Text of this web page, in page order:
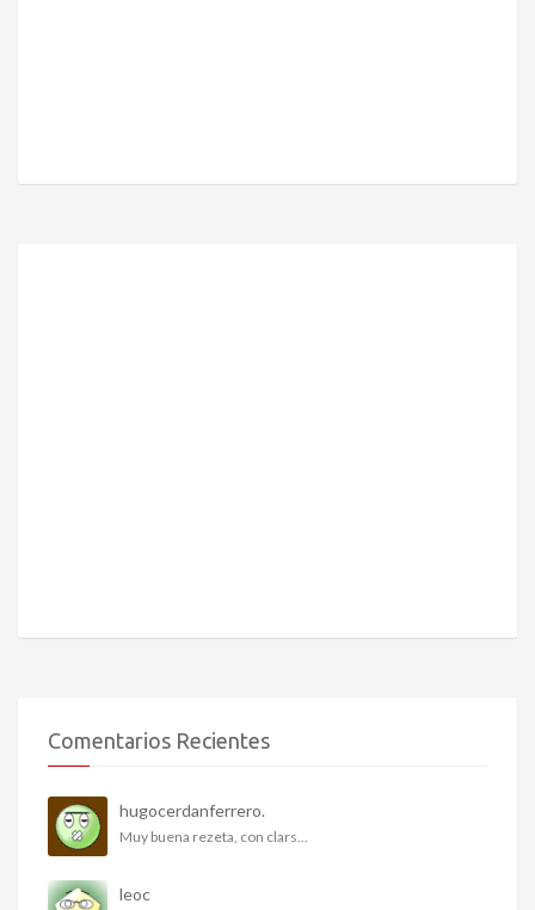
Comentarios Recientes
hugocerdanferrero.
Muy buena rezeta, con clars...
leoc